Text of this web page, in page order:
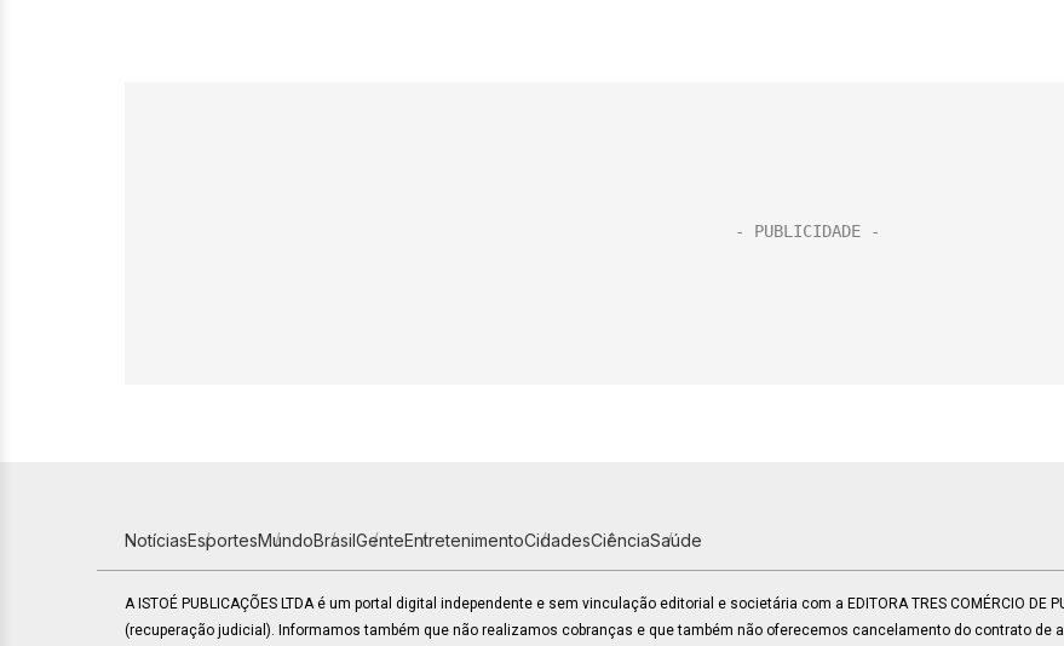
NotíciasEsportesMundoBrasilGenteEntretenimentoCidadesCiênciaSaúde
A ISTOÉ PUBLICAÇÕES LTDA é um portal digital independente e sem vinculação editorial e societária com a EDITORA TRES COMÉRCIO DE
(recuperação judicial). Informamos também que não realizamos cobranças e que também não oferecemos cancelamento do contrato de